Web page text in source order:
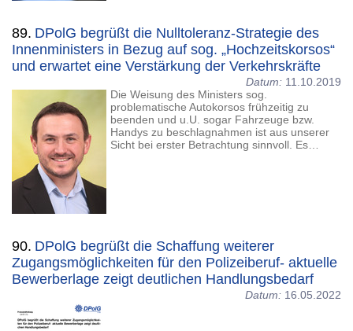
89. DPolG begrüßt die Nulltoleranz-Strategie des
Innenministers in Bezug auf sog. „Hochzeitskorsos“
und erwartet eine Verstärkung der Verkehrskräfte
Datum: 11.10.2019
Die Weisung des Ministers sog.
problematische Autokorsos frühzeitig zu
beenden und u.U. sogar Fahrzeuge bzw.
Handys zu beschlagnahmen ist aus unserer
Sicht bei erster Betrachtung sinnvoll. Es…
90. DPolG begrüßt die Schaffung weiterer
Zugangsmöglichkeiten für den Polizeiberuf- aktuelle
Bewerberlage zeigt deutlichen Handlungsbedarf
Datum: 16.05.2022